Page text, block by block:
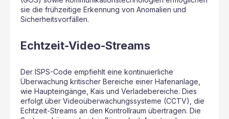
sie die frühzeitige Erkennung von Anomalien und
Sicherheitsvorfällen.
Echtzeit-Video-Streams
Der ISPS-Code empfiehlt eine kontinuierliche
Überwachung kritischer Bereiche einer Hafenanlage,
wie Haupteingänge, Kais und Verladebereiche. Dies
erfolgt über Videoüberwachungssysteme (CCTV), die
Echtzeit-Streams an den Kontrollraum übertragen. Die